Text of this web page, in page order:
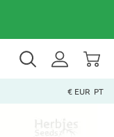
€ EUR PT